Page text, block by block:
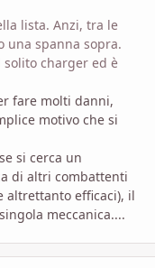
lista. Anzi, tra le
una spanna sopra.
solito charger ed è
fare molti danni,
motivo che si
si cerca un
di altri combattenti
altrettanto efficaci), il
meccanica....